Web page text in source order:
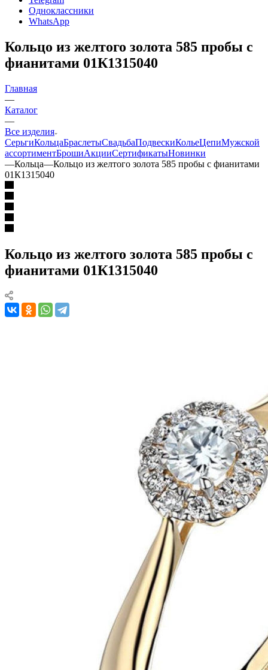
Одноклассники
WhatsApp
Кольцо из желтого золота 585 пробы с
фианитами 01К1315040
Главная
—
Каталог
—
Все изделия
СерьгиКольцаБраслетыСвадьбаПодвескиКольеЦепиМужской
ассортиментБрошиАкцииСертификатыНовинки
—Кольца—Кольцо из желтого золота 585 пробы с фианитами
01К1315040
Кольцо из желтого золота 585 пробы с
фианитами 01К1315040